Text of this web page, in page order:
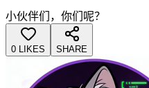
小伙伴们，你们呢？
0 LIKES SHARE